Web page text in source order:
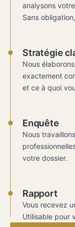
analysons
Sans
Stratégie
Nous
exactement
et ce à quoi
Enquête
Nous
votre dossier.
Rapport
Vous recevez
Utilisable pour